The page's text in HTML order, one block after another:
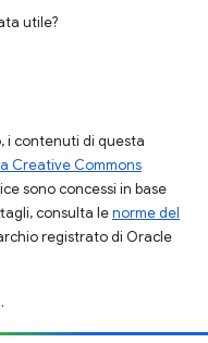
utile?
i contenuti di questa
Creative Commons
sono concessi in base
consulta lenorme del
registrato di Oracle